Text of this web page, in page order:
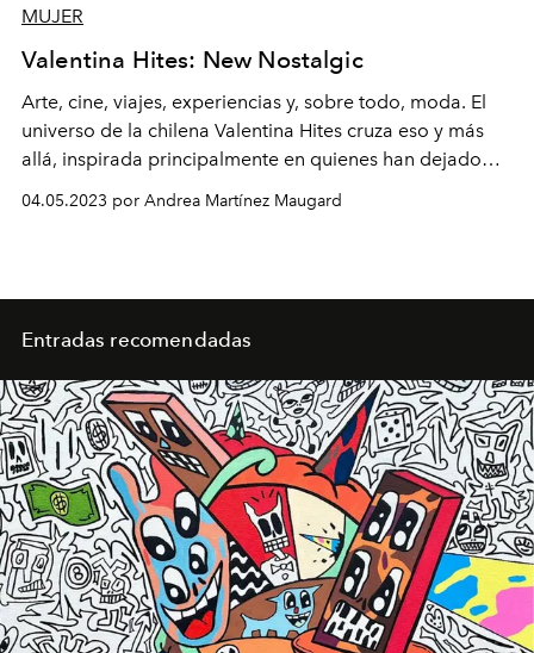
MUJER
Valentina Hites: New Nostalgic
Arte, cine, viajes, experiencias y, sobre todo, moda. El
universo de la chilena Valentina Hites cruza eso y más
allá, inspirada principalmente en quienes han dejado
huella siguiendo sus propias reglas.
04.05.2023 por Andrea Martínez Maugard
Entradas recomendadas